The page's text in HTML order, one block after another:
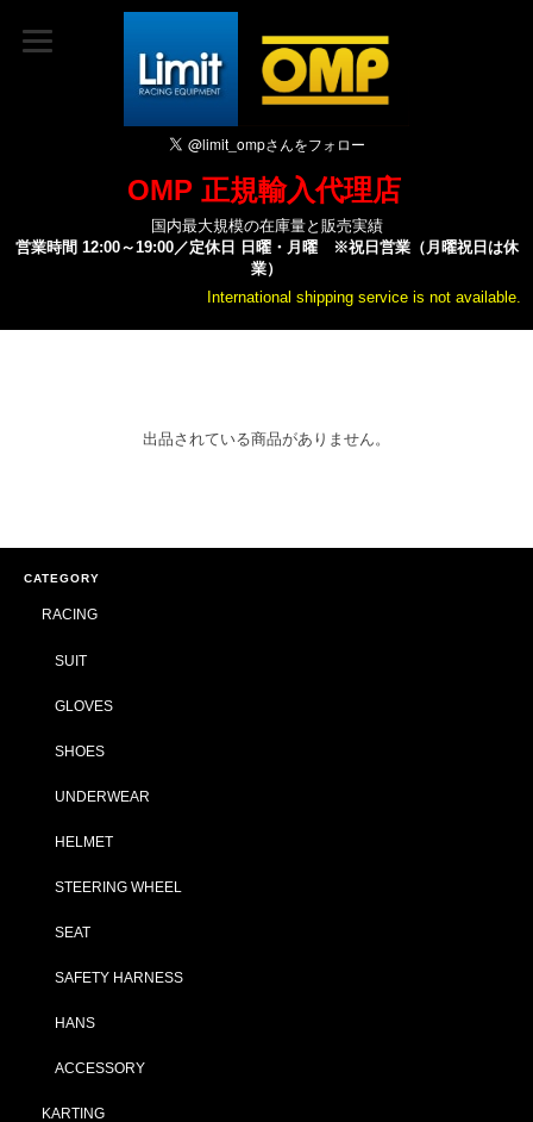
OMP 正規輸入代理店
国内最大規模の在庫量と販売実績
営業時間 12:00～19:00／定休日 日曜・月曜 ※祝日営業（月曜祝日は休
業）
International shipping service is not available.
出品されている商品がありません。
CATEGORY
RACING
SUIT
GLOVES
SHOES
UNDERWEAR
HELMET
STEERING WHEEL
SEAT
SAFETY HARNESS
HANS
ACCESSORY
KARTING